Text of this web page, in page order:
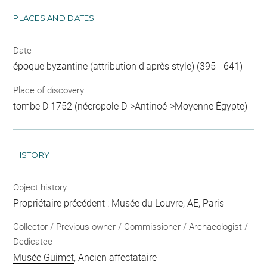
PLACES AND DATES
Date
époque byzantine (attribution d'après style) (395 - 641)
Place of discovery
tombe D 1752 (nécropole D->Antinoé->Moyenne Égypte)
HISTORY
Object history
Propriétaire précédent : Musée du Louvre, AE, Paris
Collector / Previous owner / Commissioner / Archaeologist /
Dedicatee
Musée Guimet, Ancien affectataire